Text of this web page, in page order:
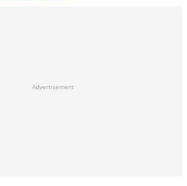
Advertisement